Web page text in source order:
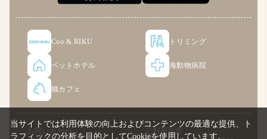
Coo & RIKU トリミング
ペットホテル 海動物病院
猫カフェ
お問い合わせ
ご利用規約
当サイトでは利用体験の向上およびコンテンツの最適な提供、ト
ラフィックの分析を目的としてCookieを使用しています。